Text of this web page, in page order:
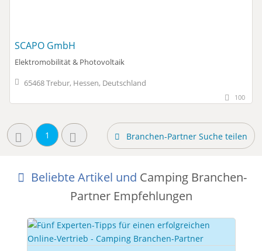
SCAPO GmbH
Elektromobilität & Photovoltaik
65468 Trebur, Hessen, Deutschland
100
1 Branchen-Partner Suche teilen
Beliebte Artikel und Camping Branchen-
Partner Empfehlungen